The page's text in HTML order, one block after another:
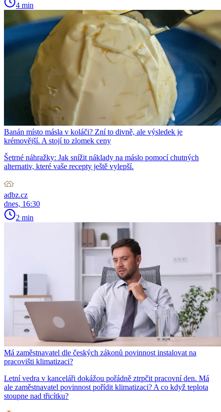
4 min
Banán místo másla v koláči? Zní to divně, ale výsledek je
krémovější. A stojí to zlomek ceny
Šetrné náhražky: Jak snížit náklady na máslo pomocí chutných
alternativ, které vaše recepty ještě vylepší.
adbz.cz
dnes, 16:30
2 min
Má zaměstnavatel dle českých zákonů povinnost instalovat na
pracovišti klimatizaci?
Letní vedra v kanceláři dokážou pořádně ztrpčit pracovní den. Má
ale zaměstnavatel povinnost pořídit klimatizaci? A co když teplota
stoupne nad třicítku?